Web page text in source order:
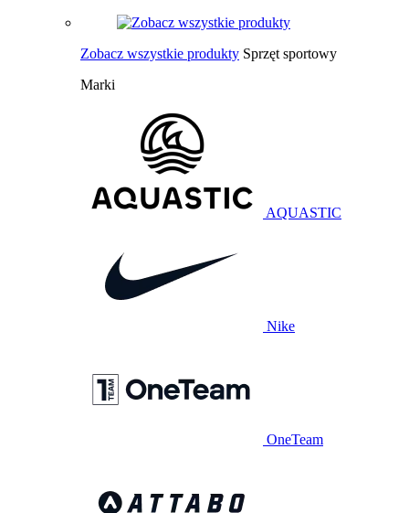
Zobacz wszystkie produkty Sprzęt sportowy
Marki
AQUASTIC
Nike
OneTeam